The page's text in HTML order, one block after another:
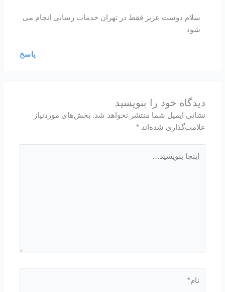
سلام دوست عزیز فقط در تهران خدمات رسانی انجام می
شود
پاسخ
دیدگاه‌ خود را بنویسید
نشانی ایمیل شما منتشر نخواهد شد. بخش‌های موردنیاز
علامت‌گذاری شده‌اند*
بنویسید…